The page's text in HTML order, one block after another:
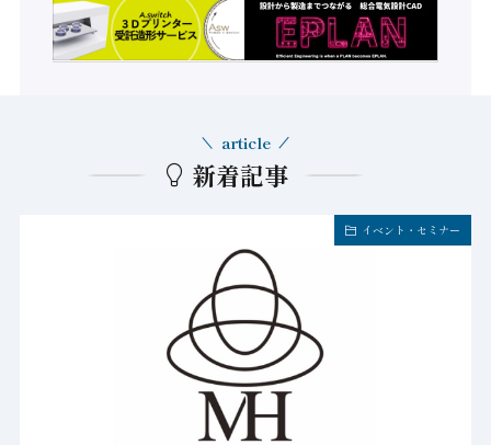
新着記事
article
イベント・セミナー